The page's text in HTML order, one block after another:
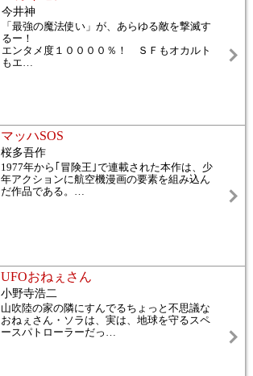
今井神
「最強の魔法使い」が、あらゆる敵を撃滅す
るー！
エンタメ度１００００％！ ＳＦもオカルト
もエ…
マッハSOS
桜多吾作
1977年から｢冒険王｣で連載された本作は、少
年アクションに航空機漫画の要素を組み込ん
だ作品である。 …
UFOおねぇさん
小野寺浩二
山吹陸の家の隣にすんでるちょっと不思議な
おねぇさん・ソラは、実は、地球を守るスペ
ースパトローラーだっ …